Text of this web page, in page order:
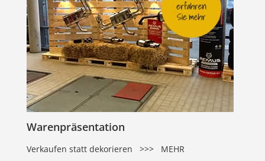
Warenpräsentation
Verkaufen statt dekorieren >>> MEHR